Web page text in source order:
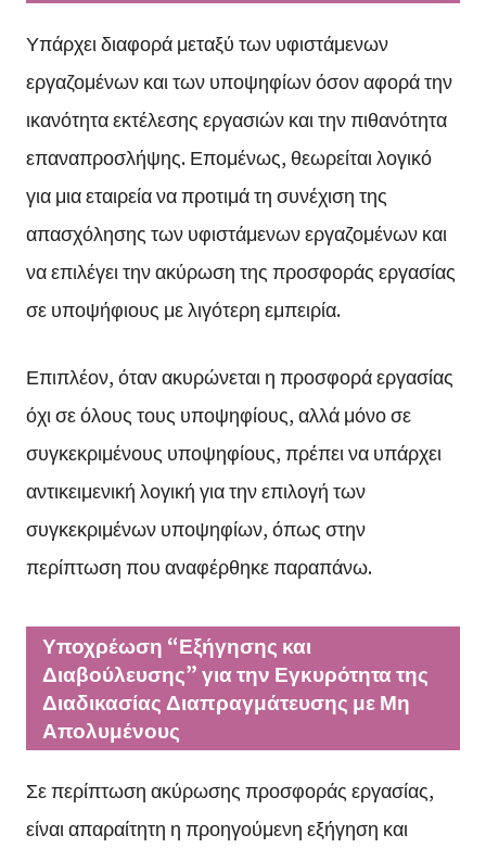
Υπάρχει διαφορά μεταξύ των υφιστάμενων
εργαζομένων και των υποψηφίων όσον αφορά την
ικανότητα εκτέλεσης εργασιών και την πιθανότητα
επαναπροσλήψης. Επομένως, θεωρείται λογικό
για μια εταιρεία να προτιμά τη συνέχιση της
απασχόλησης των υφιστάμενων εργαζομένων και
να επιλέγει την ακύρωση της προσφοράς εργασίας
σε υποψήφιους με λιγότερη εμπειρία.
Επιπλέον, όταν ακυρώνεται η προσφορά εργασίας
όχι σε όλους τους υποψηφίους, αλλά μόνο σε
συγκεκριμένους υποψηφίους, πρέπει να υπάρχει
αντικειμενική λογική για την επιλογή των
συγκεκριμένων υποψηφίων, όπως στην
περίπτωση που αναφέρθηκε παραπάνω.
Υποχρέωση “Εξήγησης και
Διαβούλευσης” για την Εγκυρότητα της
Διαδικασίας Διαπραγμάτευσης με Μη
Απολυμένους
Σε περίπτωση ακύρωσης προσφοράς εργασίας,
είναι απαραίτητη η προηγούμενη εξήγηση και